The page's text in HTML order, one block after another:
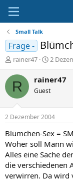
Small Talk
Frage -
E
r
s
t
l
e
r
rainer47
E
r
s
e
l
t
a
m
2
R rainer47
Guest
2 Dezember 2004
Blümchen-Sex =
Woher soll Mann
Alles eine Sache
die verschiedenen
verwirren. Da wird